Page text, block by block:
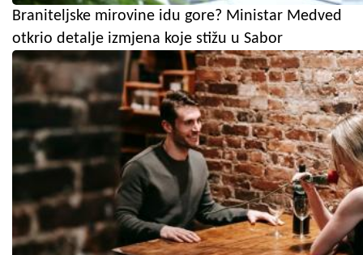
Braniteljske mirovine idu gore? Ministar Medved
otkrio detalje izmjena koje stižu u Sabor